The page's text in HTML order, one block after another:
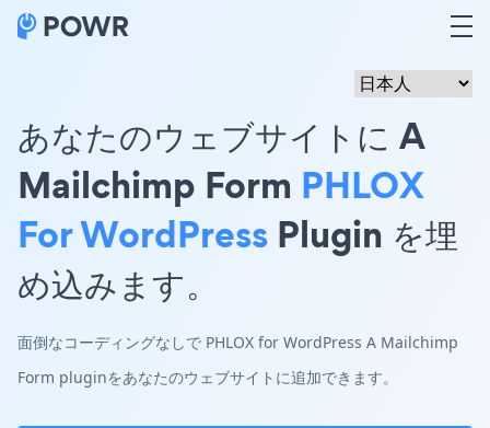
あなたのウェブサイトに A
Mailchimp Form PHLOX
For WordPress Plugin を埋
め込みます。
面倒なコーディングなしで PHLOX for WordPress A Mailchimp
Form pluginをあなたのウェブサイトに追加できます。